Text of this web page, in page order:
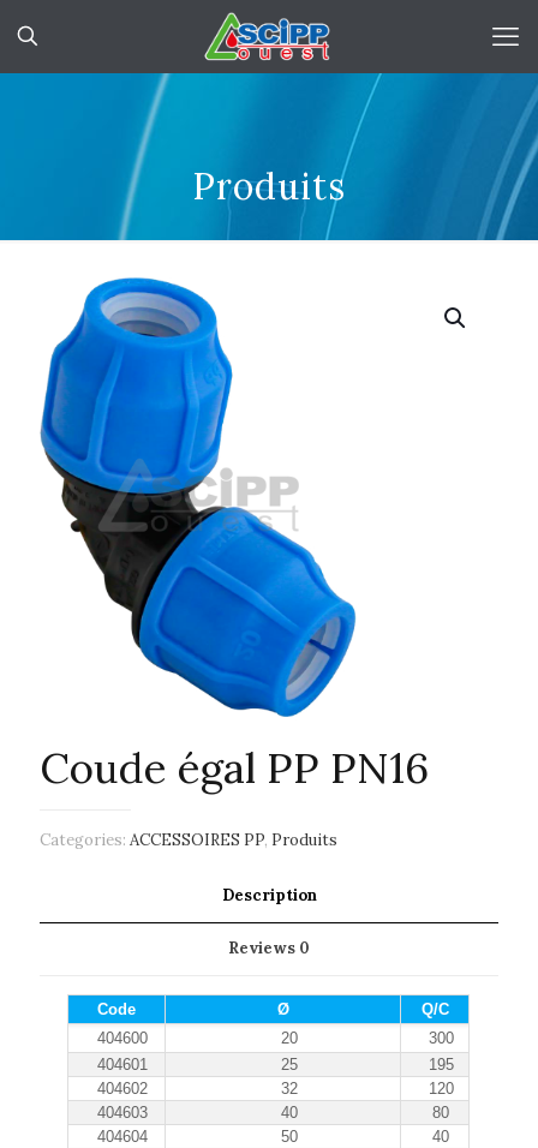
Produits
Coude égal PP PN16
Categories: ACCESSOIRES PP, Produits
Description
Reviews 0
Code Ø
Q/C
404600
20
300
404601
25
195
404602
32
120
404603
40
80
404604
50
40